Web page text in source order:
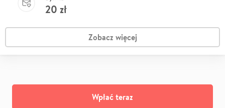
20 zł
Zobacz więcej
Wpłać teraz